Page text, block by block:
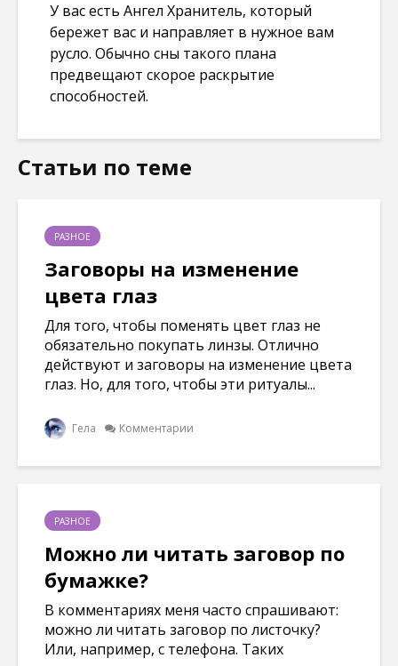
У вас есть Ангел Хранитель, который
бережет вас и направляет в нужное вам
русло. Обычно сны такого плана
предвещают скорое раскрытие
способностей.
Статьи по теме
РАЗНОЕ
Заговоры на изменение
цвета глаз
Для того, чтобы поменять цвет глаз не
обязательно покупать линзы. Отлично
действуют и заговоры на изменение цвета
глаз. Но, для того, чтобы эти ритуалы...
Гела Комментарии
РАЗНОЕ
Можно ли читать заговор по
бумажке?
В комментариях меня часто спрашивают:
можно ли читать заговор по листочку?
Или, например, с телефона. Таких